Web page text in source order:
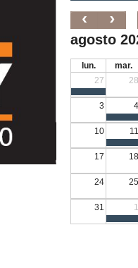
agosto
lun. mar.
27
28
3 4
10 11
17 18
24 25
31 1